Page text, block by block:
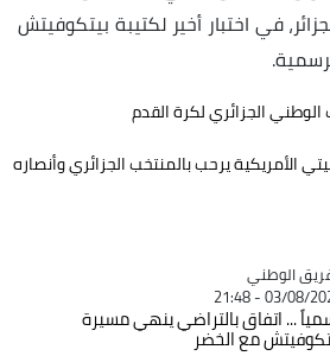
في اختبار أخير لكتيبة بيتكوفيتش
الجزائري لكرة القدم
يرحب بالمنتخب الجزائري وأنصاره
الوطني
03/08/2026
... اتفاق بالتراضي ينهي مسيرة
مع الخضر